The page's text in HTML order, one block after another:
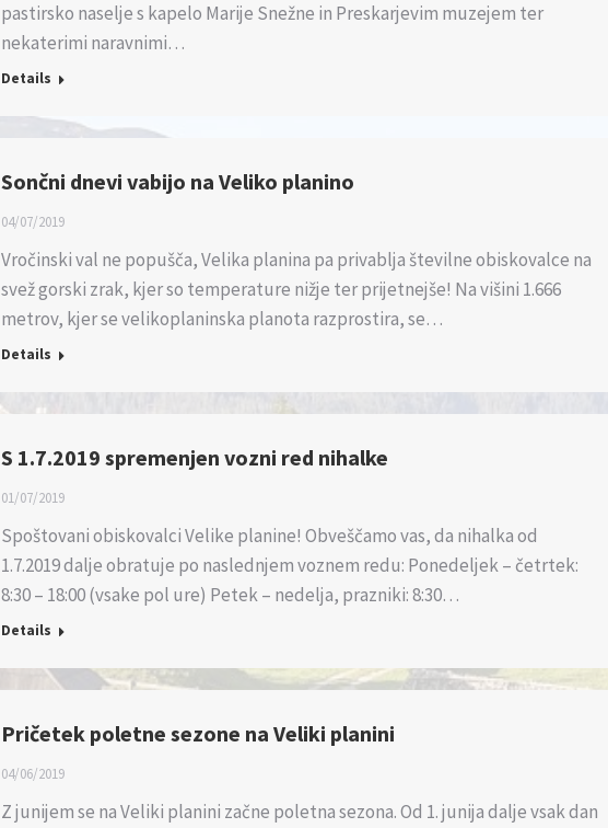
pastirsko naselje s kapelo Marije Snežne in Preskarjevim muzejem ter
nekaterimi naravnimi…
Details
Sončni dnevi vabijo na Veliko planino
04/07/2019
Vročinski val ne popušča, Velika planina pa privablja številne obiskovalce na
svež gorski zrak, kjer so temperature nižje ter prijetnejše! Na višini 1.666
metrov, kjer se velikoplaninska planota razprostira, se…
Details
S 1.7.2019 spremenjen vozni red nihalke
01/07/2019
Spoštovani obiskovalci Velike planine! Obveščamo vas, da nihalka od
1.7.2019 dalje obratuje po naslednjem voznem redu: Ponedeljek – četrtek:
8:30 – 18:00 (vsake pol ure) Petek – nedelja, prazniki: 8:30…
Details
Pričetek poletne sezone na Veliki planini
04/06/2019
Z junijem se na Veliki planini začne poletna sezona. Od 1. junija dalje vsak dan